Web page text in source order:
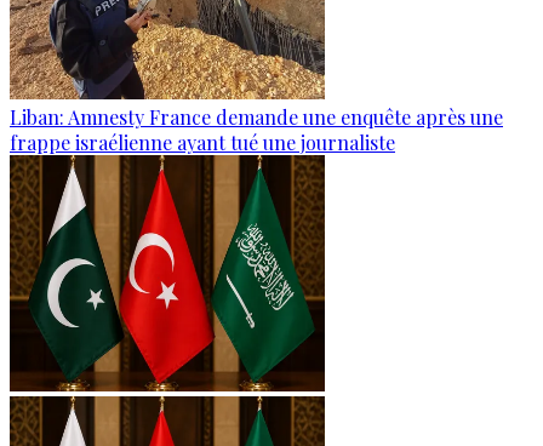
Liban: Amnesty France demande une enquête après une
frappe israélienne ayant tué une journaliste